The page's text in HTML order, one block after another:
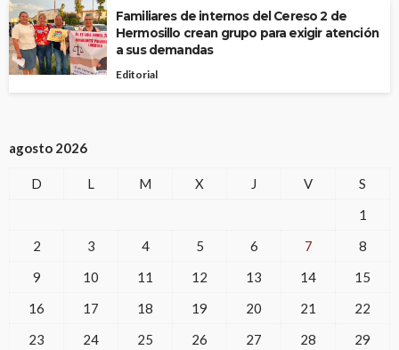
Familiares de internos del Cereso 2 de
Hermosillo crean grupo para exigir atención
a sus demandas
Editorial
agosto 2026
D L M X J V
S
1
2
3 4 5 6 7
8
9
10 11 12 13 14
15
16
17 18 19 20 21
22
23
24 25 26 27 28
29